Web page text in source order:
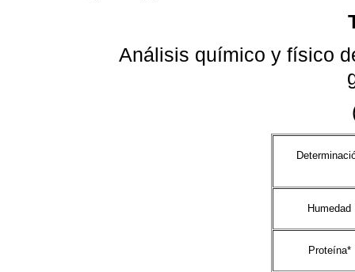
Análisis químico y físico
Humedad
Proteína*